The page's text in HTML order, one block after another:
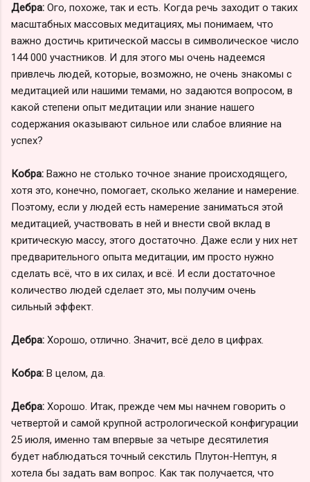
Дебра: Ого, похоже, так и есть. Когда речь заходит о таких
масштабных массовых медитациях, мы понимаем, что
важно достичь критической массы в символическое число
144 000 участников. И для этого мы очень надеемся
привлечь людей, которые, возможно, не очень знакомы с
медитацией или нашими темами, но задаются вопросом, в
какой степени опыт медитации или знание нашего
содержания оказывают сильное или слабое влияние на
успех?
Кобра: Важно не столько точное знание происходящего,
хотя это, конечно, помогает, сколько желание и намерение.
Поэтому, если у людей есть намерение заниматься этой
медитацией, участвовать в ней и внести свой вклад в
критическую массу, этого достаточно. Даже если у них нет
предварительного опыта медитации, им просто нужно
сделать всё, что в их силах, и всё. И если достаточное
количество людей сделает это, мы получим очень
сильный эффект.
Дебра: Хорошо, отлично. Значит, всё дело в цифрах.
Кобра: В целом, да.
Дебра: Хорошо. Итак, прежде чем мы начнем говорить о
четвертой и самой крупной астрологической конфигурации
25 июля, именно там впервые за четыре десятилетия
будет наблюдаться точный секстиль Плутон-Нептун, я
хотела бы задать вам вопрос. Как так получается, что